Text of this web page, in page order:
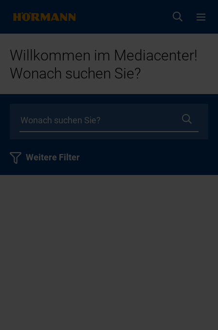
Willkommen im Mediacenter!
Wonach suchen Sie?
Weitere Filter